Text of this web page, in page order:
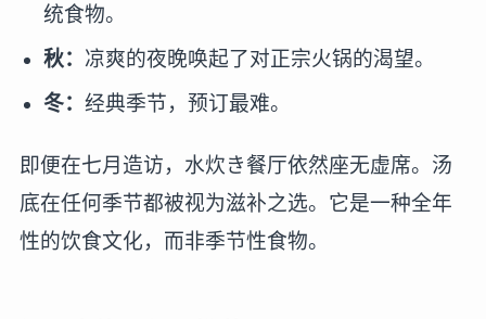
统食物。
秋： 凉爽的夜晚唤起了对正宗火锅的渴望。
冬：经典季节，预订最难。
即便在七月造访，水炊き餐厅依然座无虚席。汤
底在任何季节都被视为滋补之选。它是一种全年
性的饮食文化，而非季节性食物。